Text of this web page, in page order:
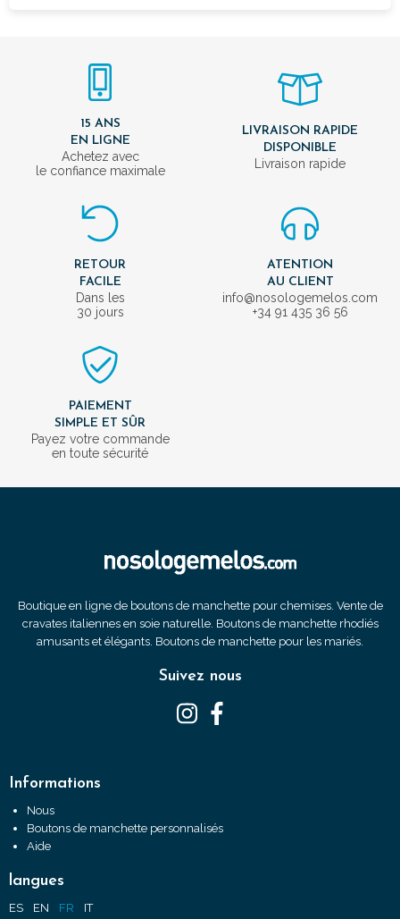
15 ANS
EN LIGNE
Achetez avec
le confiance maximale
LIVRAISON RAPIDE
DISPONIBLE
Livraison rapide
RETOUR
FACILE
Dans les
30 jours
ATENTION
AU CLIENT
info@nosologemelos.com
+34 91 435 36 56
PAIEMENT
SIMPLE ET SÛR
Payez votre commande
en toute sécurité
Boutique en ligne de boutons de manchette pour chemises. Vente de
cravates italiennes en soie naturelle. Boutons de manchette rhodiés
amusants et élégants. Boutons de manchette pour les mariés.
Suivez nous
Informations
Nous
Boutons de manchette personnalisés
Aide
langues
ES EN FR IT